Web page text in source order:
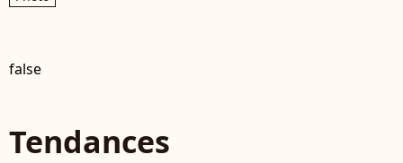
false
Tendances